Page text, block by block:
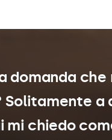
domanda
Solitamente a
mi chiedo